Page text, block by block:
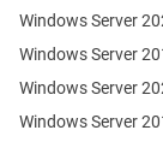
Windows Server
Windows Server
Windows Server
Windows Server